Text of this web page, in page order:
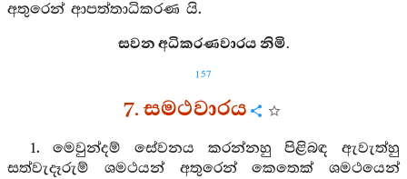
අතුරෙන් ආපත්තාධිකරණ යි.
සවන අධිකරණවාරය නිමි.
157
7. සමථවාරය
1. මෙවුන්දම් සේවනය කරන්නහු පිළිබඳ ඇවැත්හු
සත්වැදෑරුම් ශමථයන් අතුරෙන් කෙතෙක් ශමථයෙන්